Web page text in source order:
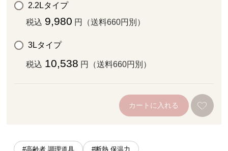
2.2Lタイプ
税込 9,980 円（送料660円別）
3Lタイプ
税込 10,538 円（送料660円別）
カートに入れる
#高齢者 調理道具 #断熱 保温力